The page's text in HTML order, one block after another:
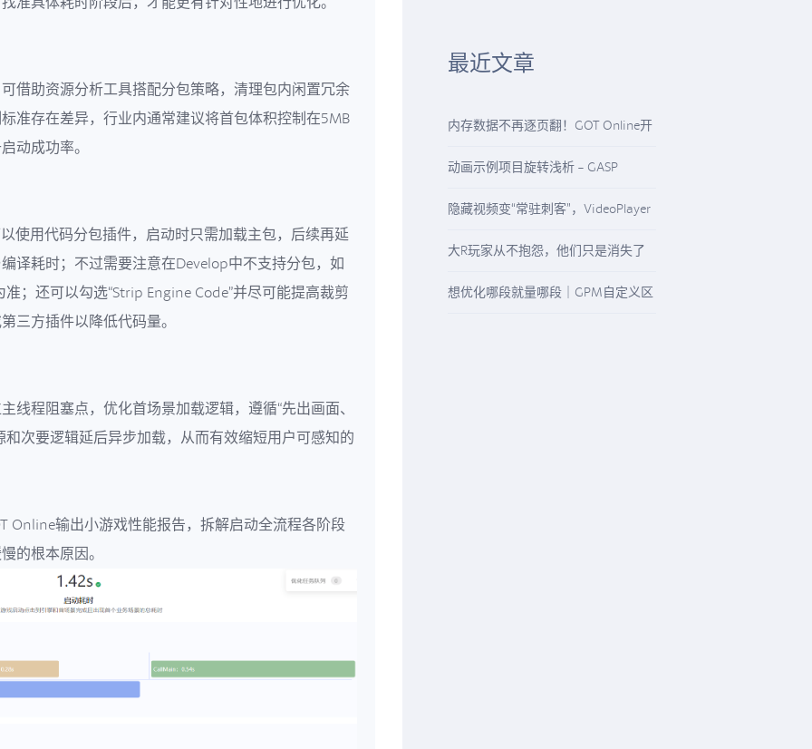
借助资源分析工具搭配分包策略，清理包内闲置冗余
准存在差异，行业内通常建议将首包体积控制在5MB
动成功率。
使用代码分包插件，启动时只需加载主包，后续再延
译耗时；不过需要注意在Develop中不支持分包，如
；还可以勾选“Strip Engine Code”并尽可能提高裁剪
三方插件以降低代码量。
线程阻塞点，优化首场景加载逻辑，遵循“先出画面、
和次要逻辑延后异步加载，从而有效缩短用户可感知的
Online输出小游戏性能报告，拆解启动全流程各阶段
的根本原因。
最近文章
内存数据不再逐页翻！GOT Online开
启“精准降本增效”模式
动画示例项目旋转浅析 - GASP
Rotation
隐藏视频变“常驻刺客”，VideoPlayer
与“N/A”纹理该怎么查
大R玩家从不抱怨，他们只是消失了
想优化哪段就量哪段｜GPM自定义区